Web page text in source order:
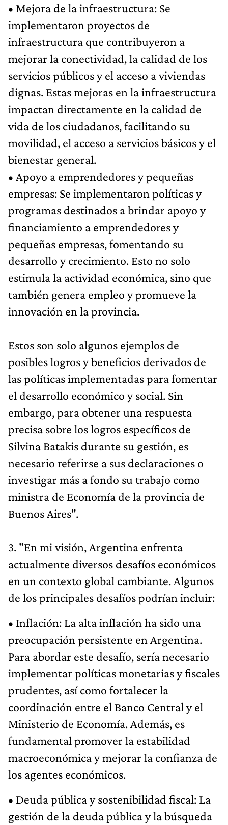
• Mejora de la infraestructura: Se
implementaron proyectos de
infraestructura que contribuyeron a
mejorar la conectividad, la calidad de los
servicios públicos y el acceso a viviendas
dignas. Estas mejoras en la infraestructura
impactan directamente en la calidad de
vida de los ciudadanos, facilitando su
movilidad, el acceso a servicios básicos y el
bienestar general.
• Apoyo a emprendedores y pequeñas
empresas: Se implementaron políticas y
programas destinados a brindar apoyo y
financiamiento a emprendedores y
pequeñas empresas, fomentando su
desarrollo y crecimiento. Esto no solo
estimula la actividad económica, sino que
también genera empleo y promueve la
innovación en la provincia.
Estos son solo algunos ejemplos de
posibles logros y beneficios derivados de
las políticas implementadas para fomentar
el desarrollo económico y social. Sin
embargo, para obtener una respuesta
precisa sobre los logros específicos de
Silvina Batakis durante su gestión, es
necesario referirse a sus declaraciones o
investigar más a fondo su trabajo como
ministra de Economía de la provincia de
Buenos Aires".
3. "En mi visión, Argentina enfrenta
actualmente diversos desafíos económicos
en un contexto global cambiante. Algunos
de los principales desafíos podrían incluir:
• Inflación: La alta inflación ha sido una
preocupación persistente en Argentina.
Para abordar este desafío, sería necesario
implementar políticas monetarias y fiscales
prudentes, así como fortalecer la
coordinación entre el Banco Central y el
Ministerio de Economía. Además, es
fundamental promover la estabilidad
macroeconómica y mejorar la confianza de
los agentes económicos.
• Deuda pública y sostenibilidad fiscal: La
gestión de la deuda pública y la búsqueda